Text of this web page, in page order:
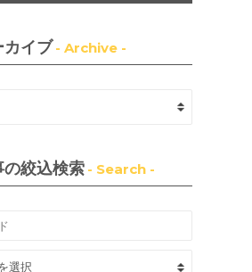
カイブ - Archive -
の絞込検索 - Search -